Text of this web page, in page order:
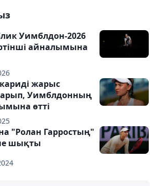
Уимблдон-2026
айналымына
жарыс
Уимблдонның
өтті
"Ролан Гарростың"
шықты